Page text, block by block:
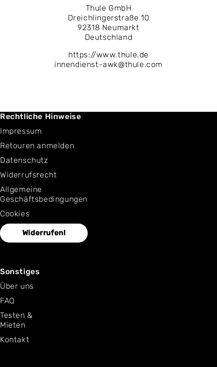
Thule GmbH
Dreichlingerstraße 10
92318 Neumarkt
Deutschland
https://www.thule.de
innendienst-awk@thule.com
Rechtliche Hinweise
Impressum
Retouren anmelden
Datenschutz
Widerrufsrecht
Allgemeine
Geschäftsbedingungen
Cookies
Widerrufen!
Sonstiges
Über uns
FAQ
Testen &
Mieten
Kontakt